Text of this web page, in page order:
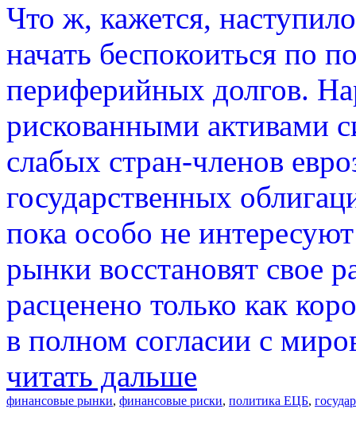
Что ж, кажется,
начать беспокоиться по
периферийных долгов.
рискованными активами
слабых стран-членов
государственных
пока особо не
рынки восстановят свое
расценено только как
в полном согласии с
читать дальше
финансовые рынки, финансовые риски, политика ЕЦБ,